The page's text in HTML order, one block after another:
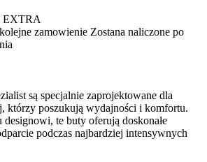
EXTRA
zamowienie Zostana naliczone po
są specjalnie zaprojektowane dla
którzy poszukują wydajności i komfortu.
te buty oferują doskonałe
podczas najbardziej intensywnych